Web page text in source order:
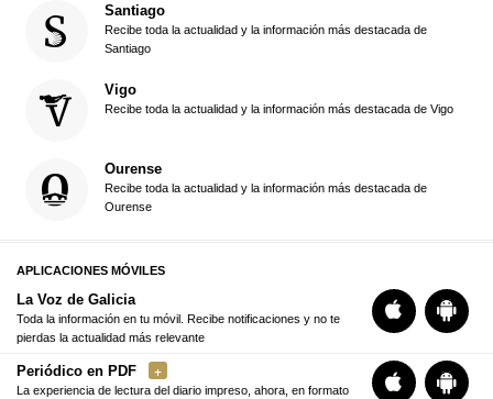
Santiago
Recibe toda la actualidad y la información más destacada de
Santiago
Vigo
Recibe toda la actualidad y la información más destacada de Vigo
Ourense
Recibe toda la actualidad y la información más destacada de
Ourense
APLICACIONES MÓVILES
La Voz de Galicia
Toda la información en tu móvil. Recibe notificaciones y no te
pierdas la actualidad más relevante
Periódico en PDF
La experiencia de lectura del diario impreso, ahora, en formato